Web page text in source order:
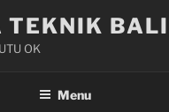
TEKNIK BALI
OK
Menu